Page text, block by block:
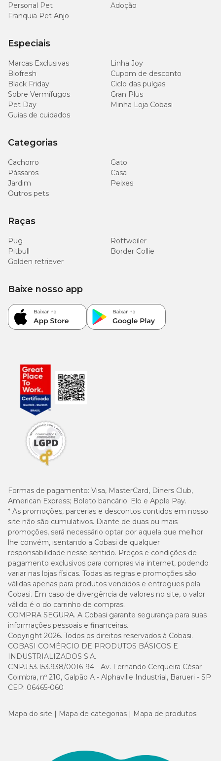
Personal Pet
Adoção
Franquia Pet Anjo
Especiais
Marcas Exclusivas
Linha Joy
Biofresh
Cupom de desconto
Black Friday
Ciclo das pulgas
Sobre Vermífugos
Gran Plus
Pet Day
Minha Loja Cobasi
Guias de cuidados
Categorias
Cachorro
Gato
Pássaros
Casa
Jardim
Peixes
Outros pets
Raças
Pug
Rottweiler
Pitbull
Border Collie
Golden retriever
Formas de pagamento: Visa, MasterCard, Diners Club,
American Express; Boleto bancário; Elo e Apple Pay.
* As promoções, parcerias e descontos contidos em nosso
site não são cumulativos. Diante de duas ou mais
promoções, será necessário optar por aquela que melhor
lhe convém, isentando a Cobasi de qualquer
responsabilidade nesse sentido. Preços e condições de
pagamento exclusivos para compras via internet, podendo
variar nas lojas físicas. Todas as regras e promoções são
válidas apenas para produtos vendidos e entregues pela
Cobasi. Em caso de divergência de valores no site, o valor
válido é o do carrinho de compras.
COMPRA SEGURA. A Cobasi garante segurança para suas
informações pessoais e financeiras.
Copyright 2026. Todos os direitos reservados à Cobasi.
COBASI COMÉRCIO DE PRODUTOS BÁSICOS E
INDUSTRIALIZADOS S.A.
CNPJ 53.153.938/0016-94 - Av. Fernando Cerqueira César
Coimbra, nº 210, Galpão A - Alphaville Industrial, Barueri - SP
CEP: 06465-060
Baixe nosso app
Mapa do site Mapa de categorias Mapa de produtos